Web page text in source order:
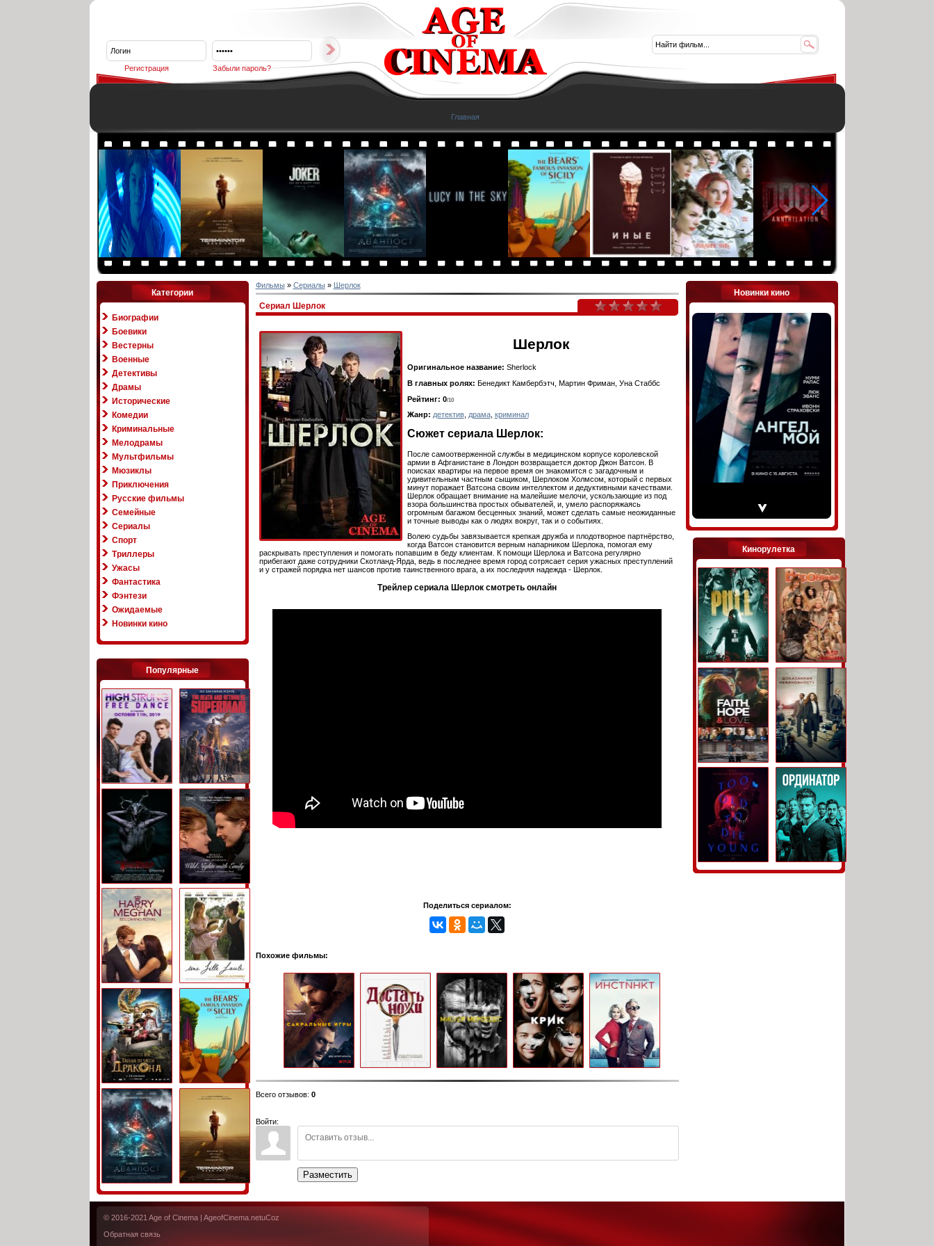
Регистрация Забыли пароль?
Главная
Категории
Биографии
Боевики
Вестерны
Военные
Детективы
Драмы
Исторические
Комедии
Криминальные
Мелодрамы
Мультфильмы
Мюзиклы
Приключения
Русские фильмы
Семейные
Сериалы
Спорт
Триллеры
Ужасы
Фантастика
Фэнтези
Ожидаемые
Новинки кино
Популярные
Фильмы» Сериалы» Шерлок
Сериал Шерлок
Шерлок
Оригинальное название: Sherlock
В главных ролях: Бенедикт Камбербэтч, Мартин Фриман, Уна Стаббс
Рейтинг: 0/10
Жанр: детектив, драма, криминал
Сюжет сериала Шерлок:
После самоотверженной службы в медицинском корпусе королевской
армии в Афганистане в Лондон возвращается доктор Джон Ватсон. В
поисках квартиры на первое время он знакомится с загадочным и
удивительным частным сыщиком, Шерлоком Холмсом, который с первых
минут поражает Ватсона своим интеллектом и дедуктивными качествами.
Шерлок обращает внимание на малейшие мелочи, ускользающие из под
взора большинства простых обывателей, и, умело распоряжаясь
огромным багажом бесценных знаний, может сделать самые неожиданные
и точные выводы как о людях вокруг, так и о событиях.
Волею судьбы завязывается крепкая дружба и плодотворное партнёрство,
когда Ватсон становится верным напарником Шерлока, помогая ему
раскрывать преступления и помогать попавшим в беду клиентам. К помощи Шерлока и Ватсона регулярно
прибегают даже сотрудники Скотланд-Ярда, ведь в последнее время город сотрясает серия ужасных преступлений
и у стражей порядка нет шансов против таинственного врага, а их последняя надежда - Шерлок.
Трейлер сериала Шерлок смотреть онлайн
Поделиться сериалом:
Похожие фильмы:
Всего отзывов: 0
Войти:
Разместить
Новинки кино
Кинорулетка
© 2016-2021 Age of Cinema| AgeofCinema.netuCoz
Обратная связь